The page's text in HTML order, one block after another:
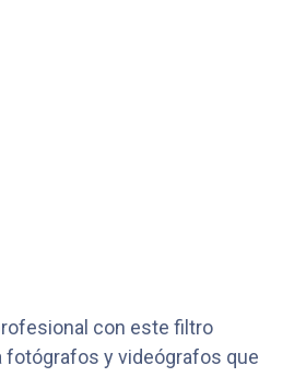
con este filtro
fotógrafos y videógrafos que